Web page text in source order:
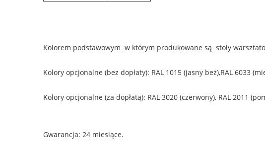
Kolorem podstawowym w którym produkowane są stoły
Kolory opcjonalne (bez dopłaty): RAL 1015 (jasny beż),RAL 6033
Kolory opcjonalne (za dopłatą): RAL 3020 (czerwony), RAL 2011
Gwarancja: 24 miesiące.